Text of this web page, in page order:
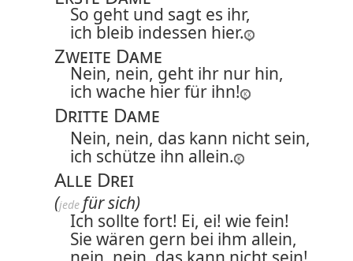
So geht und sagt es ihr,
ich bleib indessen hier.
Zweite Dame
Nein, nein, geht ihr nur hin,
ich wache hier für ihn!
Dritte Dame
Nein, nein, das kann nicht sein,
ich schütze ihn allein.
Alle Drei
(jede für sich)
Ich sollte fort! Ei, ei! wie fein!
Sie wären gern bei ihm allein,